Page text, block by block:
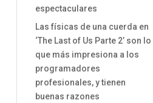
espectaculares
Las físicas de una cuerda en
‘The Last of Us Parte 2’ son lo
que más impresiona a los
programadores
profesionales, y tienen
buenas razones